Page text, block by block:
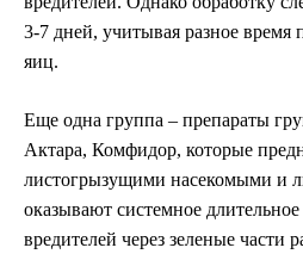
3-7 дней, учитывая разное время
яиц.
Еще одна группа – препараты
Актара, Комфидор, которые
листогрызущими насекомыми и
оказывают системное длительное
вредителей через зеленые части